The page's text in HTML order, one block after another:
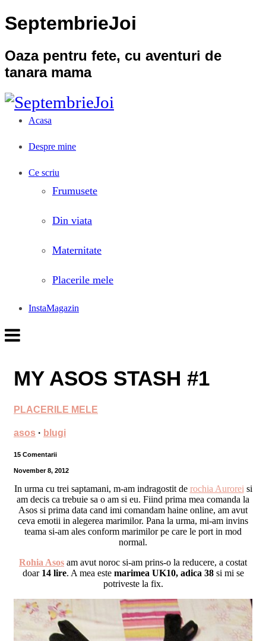
SeptembrieJoi
Oaza pentru fete, cu aventuri de
tanara mama
Acasa
Despre mine
Ce scriu
Frumusete
Din viata
Maternitate
Placerile mele
InstaMagazin
MY ASOS STASH #1
PLACERILE MELE
asos · blugi
15 Comentarii
November 8, 2012
In urma cu trei saptamani, m-am indragostit de rochia Aurorei si
am decis ca trebuie sa o am si eu. Fiind prima mea comanda la
Asos si prima data cand imi comandam haine online, am avut
ceva emotii in alegerea marimilor. Pana la urma, mi-am invins
teama si-am ales conform marimilor pe care le port in mod
normal.
Rohia Asos am avut noroc si-am prins-o la reducere, a costat
doar 14 lire. A mea este marimea UK10, adica 38si mi se
potriveste la fix.